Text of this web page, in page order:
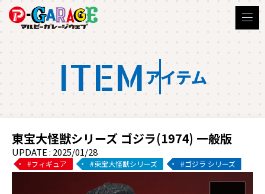
ITEM アイテム
東宝大怪獣シリーズ ゴジラ(1974) 一般版
UPDATE : 2025/01/28
フィギュア 東宝大怪獣シリーズ ゴジラ シリーズ